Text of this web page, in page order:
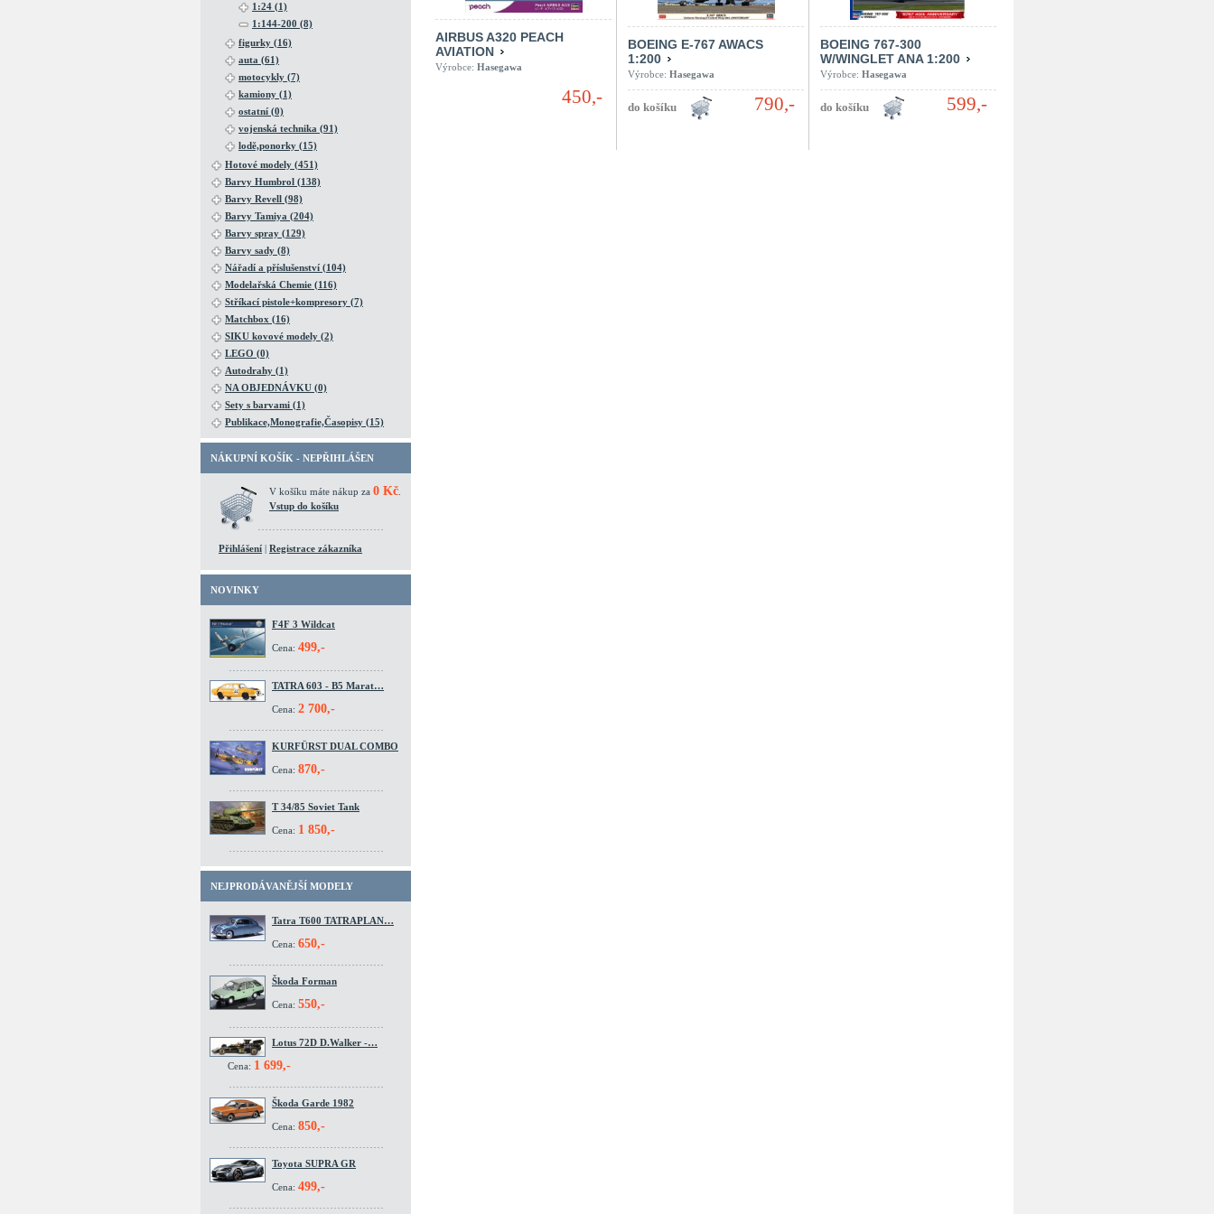
1:24 (1)
1:144-200 (8)
figurky (16)
auta (61)
motocykly (7)
kamiony (1)
ostatní (0)
vojenská technika (91)
lodě,ponorky (15)
Hotové modely (451)
Barvy Humbrol (138)
Barvy Revell (98)
Barvy Tamiya (204)
Barvy spray (129)
Barvy sady (8)
Nářadí a příslušenství (104)
Modelařská Chemie (116)
Stříkací pistole+kompresory (7)
Matchbox (16)
SIKU kovové modely (2)
LEGO (0)
Autodrahy (1)
NA OBJEDNÁVKU (0)
Sety s barvami (1)
Publikace,Monografie,Časopisy (15)
NÁKUPNÍ KOŠÍK - NEPŘIHLÁŠEN
V košíku máte nákup za 0 Kč
Vstup do košíku
Přihlášení | Registrace zákazníka
NOVINKY
F4F 3 Wildcat
Cena: 499,-
TATRA 603 - B5 Marat…
Cena: 2 700,-
KURFÜRST DUAL COMBO
Cena: 870,-
T 34/85 Soviet Tank
Cena: 1 850,-
NEJPRODÁVANĚJŠÍ MODELY
Tatra T600 TATRAPLAN…
Cena: 650,-
Škoda Forman
Cena: 550,-
Lotus 72D D.Walker -…
Cena: 1 699,-
Škoda Garde 1982
Cena: 850,-
Toyota SUPRA GR
Cena: 499,-
AIRBUS A320 PEACH
AVIATION
Výrobce: Hasegawa
450,-
BOEING E-767 AWACS
1:200
Výrobce: Hasegawa
790,-
BOEING 767-300
W/WINGLET ANA 1:200
Výrobce: Hasegawa
599,-